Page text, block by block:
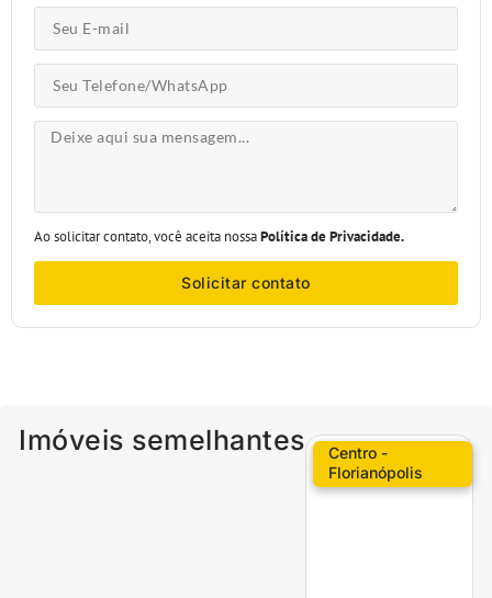
Ao solicitar contato, você aceita nossaPolítica de Privacidade.
Solicitar contato
Imóveis semelhantes
Centro -
Florianópolis